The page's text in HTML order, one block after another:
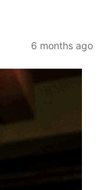
6 months ago